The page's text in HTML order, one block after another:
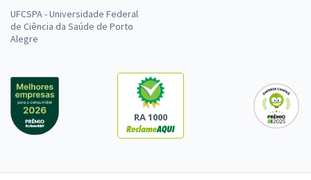
UFCSPA - Universidade Federal
de Ciência da Saúde de Porto
Alegre
RA 1000